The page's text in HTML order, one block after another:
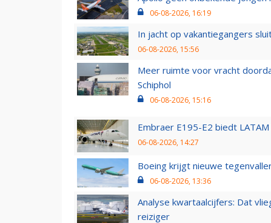
06-08-2026, 16:19
In jacht op vakantiegangers
06-08-2026, 15:56
Meer ruimte voor vracht
Schiphol
06-08-2026, 15:16
Embraer E195-E2 biedt
06-08-2026, 14:27
Boeing krijgt nieuwe
06-08-2026, 13:36
Analyse kwartaalcijfers: Dat
reiziger